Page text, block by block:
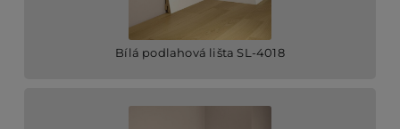
Bílá podlahová lišta SL-4018